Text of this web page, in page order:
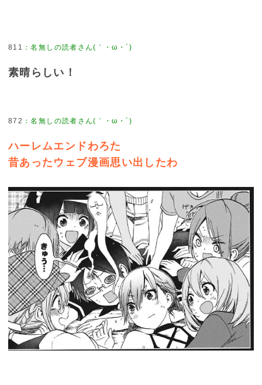
811 ：名無しの読者さん(｀・ω・´)
素晴らしい！
872 ：名無しの読者さん(｀・ω・´)
ハーレムエンドわろた
昔あったウェブ漫画思い出したわ